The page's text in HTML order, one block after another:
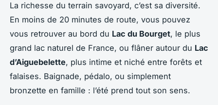
La richesse du terrain savoyard, c’est sa diversité.
En moins de 20 minutes de route, vous pouvez
vous retrouver au bord du Lac du Bourget, le plus
grand lac naturel de France, ou flâner autour du Lac
d’Aiguebelette, plus intime et niché entre forêts et
falaises. Baignade, pédalo, ou simplement
bronzette en famille : l’été prend tout son sens.